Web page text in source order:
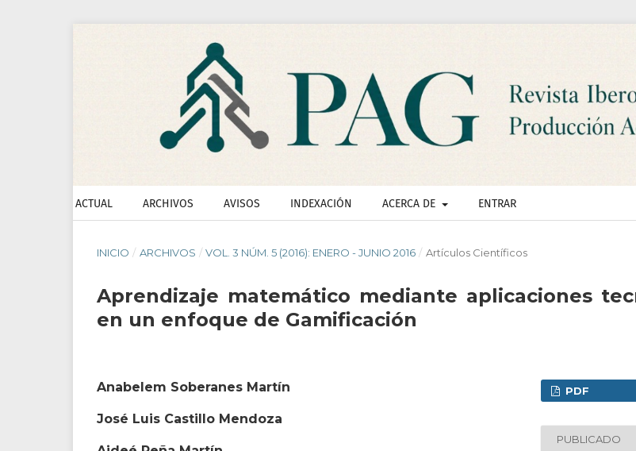
ACTUAL ARCHIVOS AVISOS INDEXACIÓN ACERCA DE ENTRAR
INICIO / ARCHIVOS / VOL. 3 NÚM. 5 (2016): ENERO - JUNIO 2016 / Artículos Científicos
Aprendizaje matemático mediante aplicaciones
en un enfoque de Gamificación
Anabelem Soberanes Martín
José Luis Castillo Mendoza
PDF
PUBLICADO